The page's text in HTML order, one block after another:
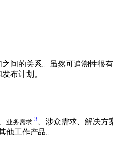
间的关系。虽然可追溯性
布计划。
业务需求 3
、涉众需求、解决
他工作产品。